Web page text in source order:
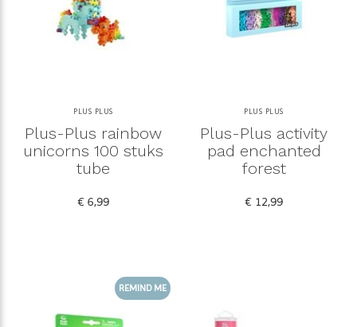
PLUS PLUS
Plus-Plus rainbow
unicorns 100 stuks
tube
€ 6,99
PLUS PLUS
Plus-Plus activity
pad enchanted
forest
€ 12,99
REMIND ME